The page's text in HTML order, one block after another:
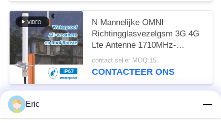
N Mannelijke OMNI
Richtingglasvezelgsm 3G 4G
Lte Antenne 1710MHz-
2690MHz 20W
contact seller MOQ:15
CONTACTEER ONS
populaire categorieën
Eric